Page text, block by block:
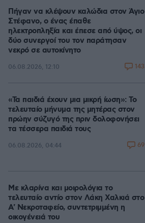
Πήγαν να κλέψουν καλώδια στον Άγιο
Στέφανο, ο ένας έπαθε
ηλεκτροπληξία και έπεσε από ύψος, οι
δύο συνεργοί του τον παράτησαν
νεκρό σε αυτοκίνητο
06.08.2026, 12:10 143
«Τα παιδιά έχουν μια μικρή ίωση»: Το
τελευταίο μήνυμα της μητέρας στον
πρώην σύζυγό της πριν δολοφονήσει
τα τέσσερα παιδιά τους
06.08.2026, 04:44 69
Με κλαρίνα και μοιρολόγια το
τελευταίο αντίο στον Λάκη Χαλκιά στο
A' Νεκροταφείο, συντετριμμένη η
οικογένειά του